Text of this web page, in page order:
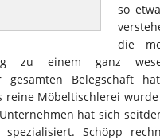
so
die
zu einem ganz
gesamten Belegschaft
Möbeltischlerei
hat sich
Schöpp